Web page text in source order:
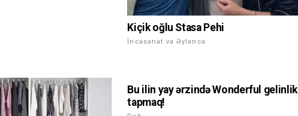
Kiçik oğlu Stasa Pehi
İncəsənət və Əyləncə
Bu ilin yay ərzində Wonderful gelinlik
tapmaq!